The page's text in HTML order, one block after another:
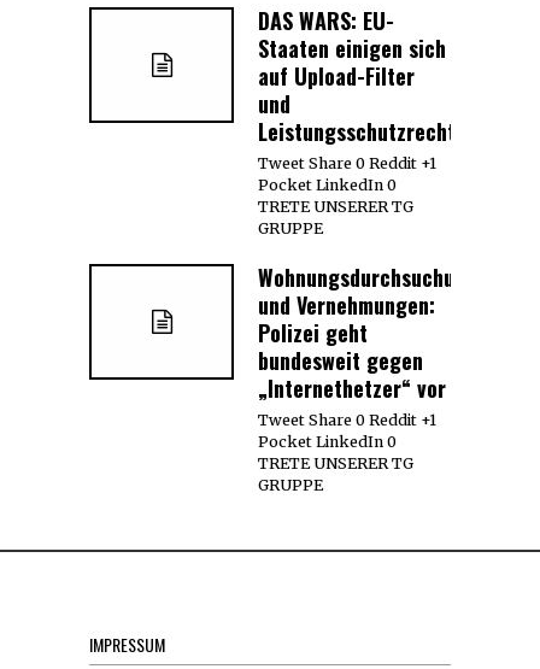
DAS WARS: EU-
Staaten einigen sich
auf Upload-Filter
und
Leistungsschutzrecht
Tweet Share 0 Reddit +1
Pocket LinkedIn 0
TRETE UNSERER TG
GRUPPE
Wohnungsdurchsuchungen
und Vernehmungen:
Polizei geht
bundesweit gegen
„Internethetzer“ vor
Tweet Share 0 Reddit +1
Pocket LinkedIn 0
TRETE UNSERER TG
GRUPPE
IMPRESSUM